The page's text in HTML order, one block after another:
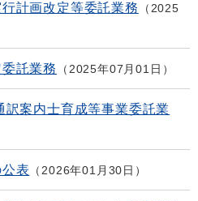
計画改定等委託業務
2025
託業務 2025年07月01日
案内士育成等事業委託業
表 2026年01月30日